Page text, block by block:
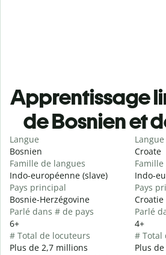
Apprentissage
de Bosnien et
Langue
Bosnien
Famille de langues
Indo-européenne (slave)
Pays principal
Bosnie-Herzégovine
Parlé dans # de pays
6+
# Total de locuteurs
Plus de 2,7 millions
Langue
Croate
Indo-
Pays
Croatie
Parlé
4+
# Total
Plus